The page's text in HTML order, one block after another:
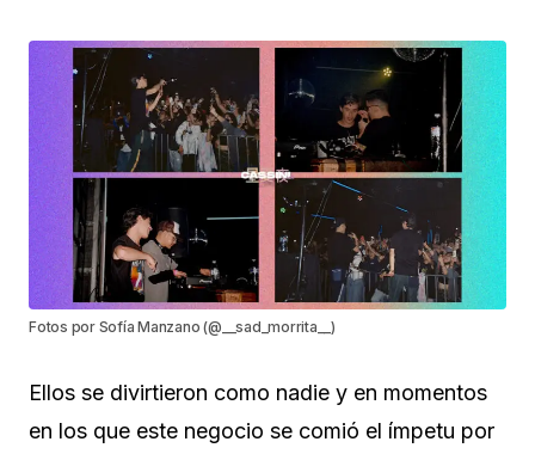
Fotos por Sofía Manzano (@__sad_morrita__)
Ellos se divirtieron como nadie y en momentos
en los que este negocio se comió el ímpetu por